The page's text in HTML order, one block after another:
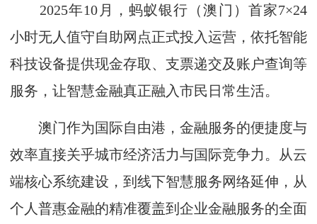
2025年10月，蚂蚁银行（澳门）首家7×24
小时无人值守自助网点正式投入运营，依托智能
科技设备提供现金存取、支票递交及账户查询等
服务，让智慧金融真正融入市民日常生活。
澳门作为国际自由港，金融服务的便捷度与
效率直接关乎城市经济活力与国际竞争力。从云
端核心系统建设，到线下智慧服务网络延伸，从
个人普惠金融的精准覆盖到企业金融服务的全面